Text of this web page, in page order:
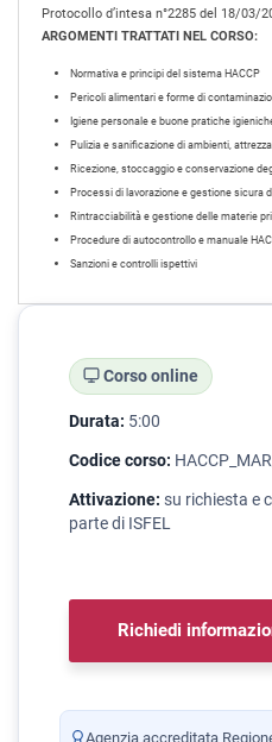
Protocollo d’intesa n°2285 del 18/03/
ARGOMENTI TRATTATI NEL CORSO:
Normativa e principi del sistema HACCP
Pericoli alimentari e forme di
Igiene personale e buone pratiche
Pulizia e sanificazione di ambienti,
Ricezione, stoccaggio e conservazione
Processi di lavorazione e gestione sicura
Rintracciabilità e gestione delle materie
Procedure di autocontrollo e manuale
Sanzioni e controlli ispettivi
Corso online
Durata: 5:00
Codice corso:
Attivazione: su richiesta e
parte di ISFEL
Richiedi
Agenzia accreditata